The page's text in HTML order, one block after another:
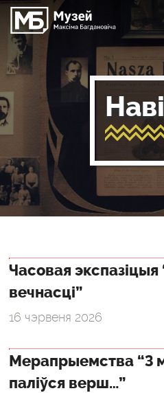
Часовая экспазіцыя
вечнасці”
16 чэрвеня 2026
Мерапрыемства “З
паліўся верш…”